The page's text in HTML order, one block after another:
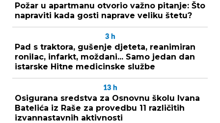
Požar u apartmanu otvorio važno pitanje: Što
napraviti kada gosti naprave veliku štetu?
3 h
Pad s traktora, gušenje djeteta, reanimiran
ronilac, infarkt, moždani... Samo jedan dan
istarske Hitne medicinske službe
13 h
Osigurana sredstva za Osnovnu školu Ivana
Batelića iz Raše za provedbu 11 različitih
izvannastavnih aktivnosti